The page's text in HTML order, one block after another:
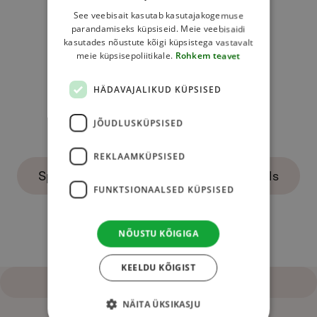
Product quality and contents
Praises or suggestions
Sponsorship and cooperation proposals
Other appeal
Contact and help
See veebisait kasutab kasutajakogemuse
parandamiseks küpsiseid. Meie veebisaidi
kasutades nõustute kõigi küpsistega vastavalt
meie küpsisepoliitikale. Rohkem teavet
HÄDAVAJALIKUD KÜPSISED
JÕUDLUSKÜPSISED
REKLAAMKÜPSISED
FUNKTSIONAALSED KÜPSISED
NÕUSTU KÕIGIGA
KEELDU KÕIGIST
NÄITA ÜKSIKASJU